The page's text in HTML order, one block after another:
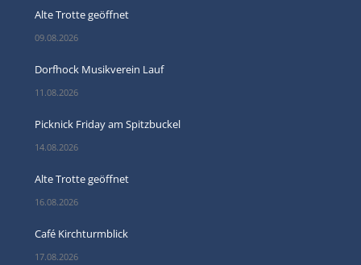
Alte Trotte geöffnet
09.08.2026
Dorfhock Musikverein Lauf
11.08.2026
Picknick Friday am Spitzbuckel
14.08.2026
Alte Trotte geöffnet
16.08.2026
Café Kirchturmblick
17.08.2026